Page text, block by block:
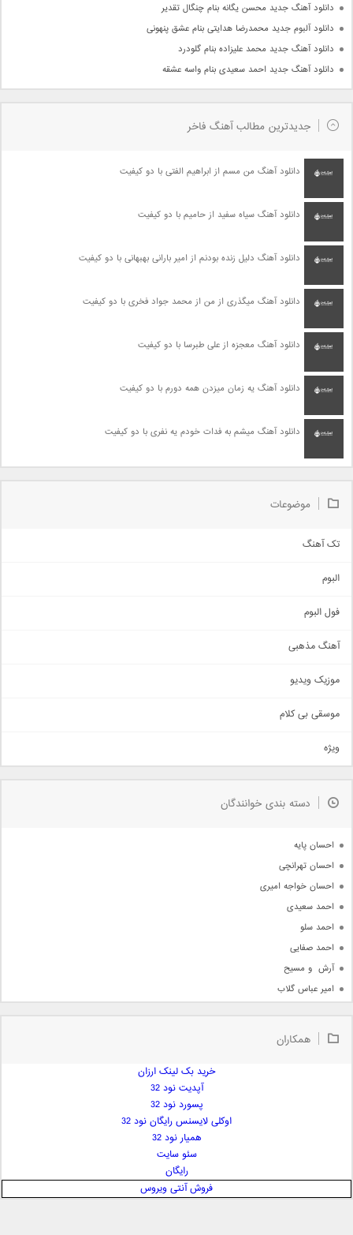
دانلود آهنگ جدید محسن یگانه بنام چنگال تقدیر
دانلود آلبوم جدید محمدرضا هدایتی بنام عشق پنهونی
دانلود آهنگ جدید محمد علیزاده بنام گلودرد
دانلود آهنگ جدید احمد سعیدی بنام واسه عشقه
جدیدترین مطالب آهنگ فاخر
دانلود آهنگ من مسم از ابراهیم الفتی با دو کیفیت
دانلود آهنگ سیاه سفید از حامیم با دو کیفیت
دانلود آهنگ دلیل زنده بودنم از امیر بارانی بهبهانی با دو کیفیت
دانلود آهنگ میگذری از من از محمد جواد فخری با دو کیفیت
دانلود آهنگ معجزه از علی طبرسا با دو کیفیت
دانلود آهنگ یه زمان میزدن همه دورم با دو کیفیت
دانلود آهنگ میشم به فدات خودم یه نفری با دو کیفیت
موضوعات
تک آهنگ
اجتماعی
حماسی
سنتی
اهنگ بندرعباسی
دمو
مذهبی
جدیدترین ها
البوم
فول البوم
آهنگ مذهبی
موزیک ویدیو
موسقی بی کلام
ویژه
دسته بندی خوانندگان
احسان پایه
احسان تهرانچی
احسان خواجه امیری
احمد سعیدی
احمد سلو
احمد صفایی
آرش  و مسیح
امیر عباس گلاب
امیر علی
ایمان غلامی
همکاران
خرید بک لینک ارزان
آپدیت نود 32
پسورد نود 32
اوکلی لایسنس رایگان نود 32
همیار نود 32
سئو سایت
رایگان
فروش آنتی ویروس